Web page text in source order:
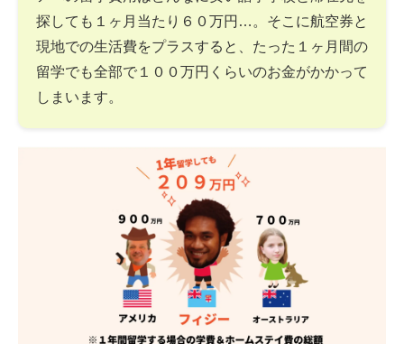
探しても１ヶ月当たり６０万円…。そこに航空券と
現地での生活費をプラスすると、たった１ヶ月間の
留学でも全部で１００万円くらいのお金がかかって
しまいます。